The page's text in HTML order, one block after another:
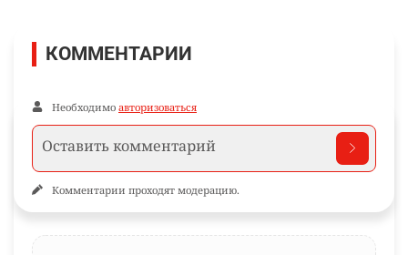
КОММЕНТАРИИ
Необходимо авторизоваться
Комментарии проходят модерацию.